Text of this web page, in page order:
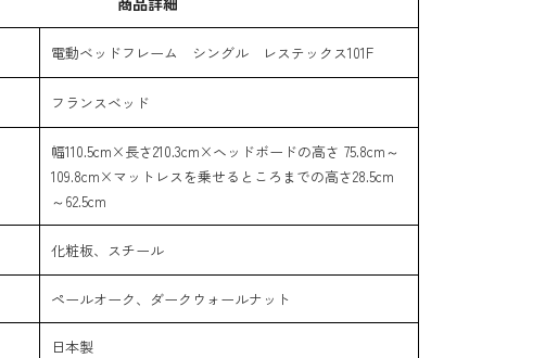
電動ベッドフレーム シングル レステックス101F
フランスベッド
幅110.5cm×長さ210.3cm×ヘッドボードの高さ 75.8cm～
109.8cm×マットレスを乗せるところまでの高さ28.5cm
～62.5cm
化粧板、スチール
ペールオーク、ダークウォールナット
日本製